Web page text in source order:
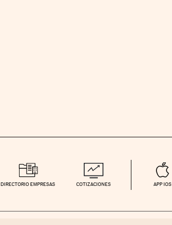
DIRECTORIO EMPRESAS COTIZACIONES APP IOS